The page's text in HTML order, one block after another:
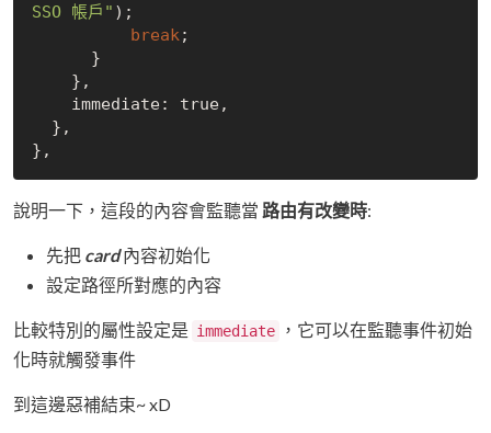
SSO 帳戶" );
break;
    immediate:
true,
說明一下，這段的內容會監聽當 路由有改變時:
先把 card內容初始化
設定路徑所對應的內容
比較特別的屬性設定是 immediate
，它可以在監聽事件初始
化時就觸發事件
到這邊惡補結束~ xD